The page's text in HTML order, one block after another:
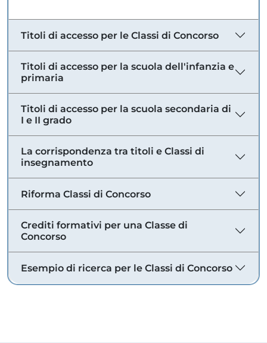
Titoli di accesso per le Classi di Concorso
Titoli di accesso per la scuola dell'infanzia e
primaria
Titoli di accesso per la scuola secondaria di
I e II grado
La corrispondenza tra titoli e Classi di
insegnamento
Riforma Classi di Concorso
Crediti formativi per una Classe di
Concorso
Esempio di ricerca per le Classi di Concorso